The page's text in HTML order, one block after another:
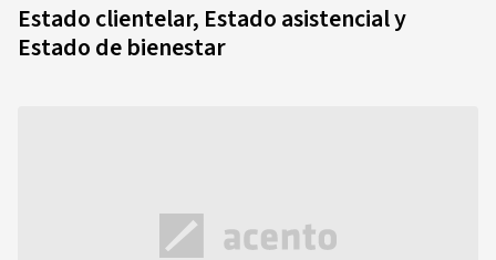
Estado clientelar, Estado asistencial y
Estado de bienestar